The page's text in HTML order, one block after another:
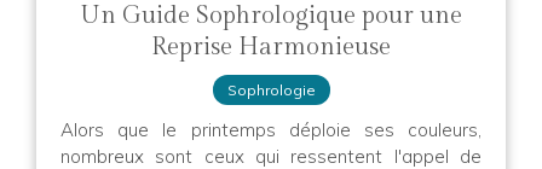
Un Guide Sophrologique pour une
Reprise Harmonieuse
Sophrologie
Alors que le printemps déploie ses couleurs,
nombreux sont ceux qui ressentent l'appel de